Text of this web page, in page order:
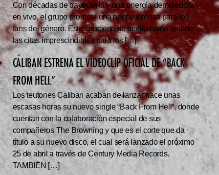
Con décadas de trayectoria y una energía demoledora
en vivo, el grupo promete una noche intensa para los
fans del género. Este concierto se perfila como una de
las citas imprescindibles para los […]
CALIBAN ESTRENA EL VIDEOCLIP OFICIAL DE “BACK
FROM HELL”
Los teutones Caliban acaban de lanzar hace unas
escasas horas su nuevo single “Back From Hell”, donde
cuentan con la colaboración especial de sus
compañeros The Browning y que es el corte que da
título a su nuevo disco, el cual será lanzado el próximo
25 de abril a través de Century Media Records.
TAMBIÉN […]